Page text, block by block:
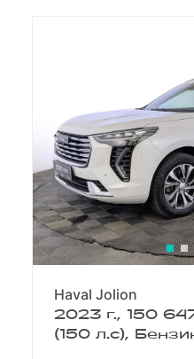
Haval Jolion
2023 г., 150
(150 л.с),